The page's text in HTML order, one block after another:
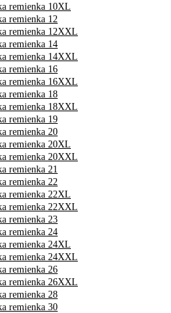
remienka 10XL
remienka 12
remienka 12XXL
remienka 14
remienka 14XXL
remienka 16
remienka 16XXL
remienka 18
remienka 18XXL
remienka 19
remienka 20
remienka 20XL
remienka 20XXL
remienka 21
remienka 22
remienka 22XL
remienka 22XXL
remienka 23
remienka 24
remienka 24XL
remienka 24XXL
remienka 26
remienka 26XXL
remienka 28
remienka 30